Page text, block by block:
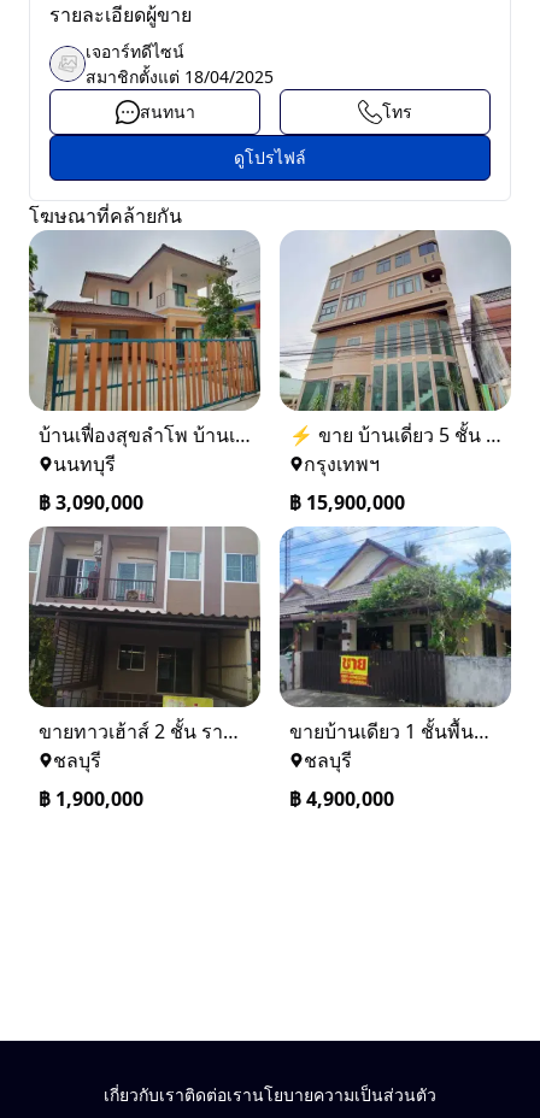
รายละเอียดผู้ขาย
เจอาร์ทดีไซน์
สมาชิกตั้งแต่ 18/04/2025
สนทนา
โทร
ดูโปรไฟล์
โฆษณาที่คล้ายกัน
บ้านเฟื่องสุขลำโพ บ้านเดี่ยวสร้างใหม่ บางบัวทอง
นนทบุรี
฿3,090,000
⚡ ขาย บ้านเดี่ยว 5 ชั้น ซอย ประชาชื่น 14 ใกล้ BTS
กรุงเทพฯ
฿ 15,900,000
ขายทาวเฮ้าส์ 2 ชั้น ราคา 1.9 ล้านบาท ที่อยู่ ศรีราชา ชลบุรี
ชลบุรี
฿ 1,900,000
ขายบ้านเดียว 1 ชั้นพื้นที่ 102 ตรว บางละมุง ชลบุรี
ชลบุรี
฿4,900,000
เกี่ยวกับเราติดต่อเรานโยบายความเป็นส่วนตัว